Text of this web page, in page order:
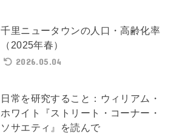
千里ニュータウンの人口・高齢化率
（2025年春）
2026.05.04
日常を研究すること：ウィリアム・
ホワイト『ストリート・コーナー・
ソサエティ』を読んで